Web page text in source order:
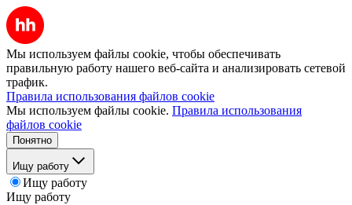
Мы используем файлы cookie, чтобы обеспечивать
правильную работу нашего веб-сайта и анализировать сетевой
трафик.
Правила использования файлов cookie
Мы используем файлы cookie. Правила использования
файлов cookie
Понятно
Ищу работу
Ищу работу
Ищу работу